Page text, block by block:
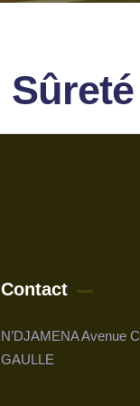
Contact
N’DJAMENA Avenue
GAULLE